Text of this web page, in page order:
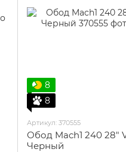
8
8
Артикул: 370555
Обод Mach1 240 28"
Черный